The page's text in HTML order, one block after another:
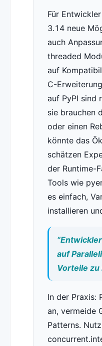
Für
3.14 neue
auch
threaded
auf
C-
auf PyPI sind
sie brauchen
oder einen
könnte das
schätzen
der Runtime-
Tools wie
es einfach,
installieren
auf
Vorteile zu
In der Praxis:
an, vermeide
Patterns.